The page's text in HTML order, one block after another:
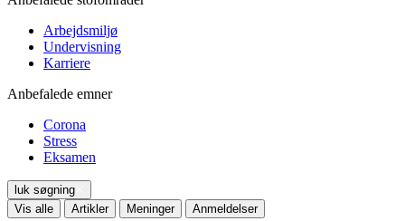
Arbejdsmiljø
Undervisning
Karriere
Anbefalede emner
Corona
Stress
Eksamen
luk søgning
Vis alle
Artikler Meninger Anmeldelser